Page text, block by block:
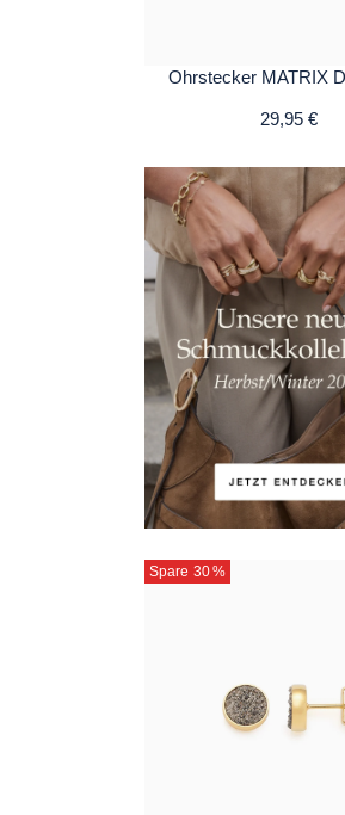
Ohrstecker MATRIX
29,95 €
Spare 30%